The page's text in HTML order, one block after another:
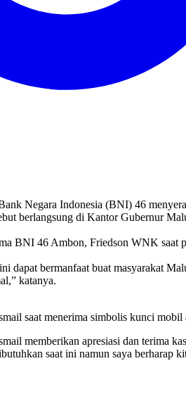
Negara Indonesia (BNI) 46
berlangsung di Kantor Gubernur
BNI 46 Ambon, Friedson WNK saat
dapat bermanfaat buat masyarakat
katanya.
saat menerima simbolis kunci
memberikan apresiasi dan terima
saat ini namun saya berharap